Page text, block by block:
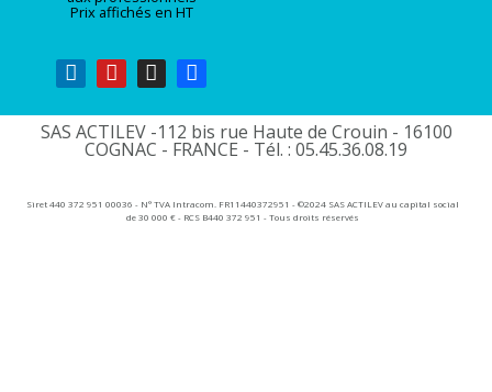
Prix affichés en HT
SAS ACTILEV -112 bis rue Haute de Crouin - 16100
COGNAC - FRANCE - Tél. : 05.45.36.08.19​
Siret 440 372 951 00036 - N° TVA Intracom. FR11440372951 - ©2024 SAS ACTILEV au capital social
de 30 000 € - RCS B440 372 951 - Tous droits réservés​​